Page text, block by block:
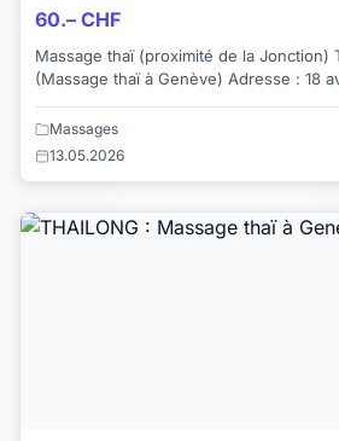
60.– CHF
Massage thaï (proximité de la Jonction) THAILONG Massage
(Massage thaï à Genève) Adresse : 18 avenue de Saint-
Massages
13.05.2026